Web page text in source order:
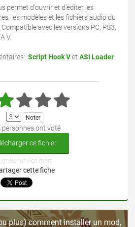
permet d'ouvrir et d'éditer les
les modèles et les fichiers audio du
avec les versions PC, PS3,
V.
: Script Hook Vet ASI Loader
personnes ont voté
ce fichier
un lien mort
cette fiche
plus) comment installer un mod,